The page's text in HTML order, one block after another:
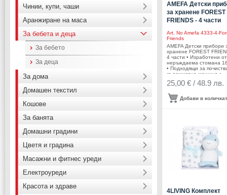
AMEFA Детски
за хранене FOREST
FRIENDS - 4 части
Art. NoAmefa 4333-4-
Friends
AMEFA Детски прибори
хранене FOREST
4 части • Изработени от
неръждаема стомана
• Подходящи за
съдомиялна машина.•
Комплектът е в
кутия с панорамен
Детски нож за хранене:
бр. ( дълж. 18,7 см ) •
чаена лъжичка: 1 бр. (
13,7 см)• Размер на
опаковката: 22,5 х 15 х
Тегло с опаковката:
Производител: AMEFA /
Нидерландия
25,00 € / 48.9 лв.
Добави в
4LIVING Комплект
Чинии, купи, чаши
Аранжиране на маса
За бебета и деца
За бебето
За деца
За дома
Домашен текстил
Кошове
За банята
Домашни градини
Цветя и градина
Масажни и фитнес уреди
Електроуреди
Красота и здраве